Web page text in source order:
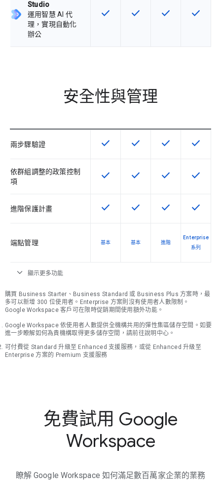
Studio
運用智慧 AI 代
理，實現自動化
辦公
這項功能適用於該 SKU
check 這項功能適用於該 SKU
check 這項功能適用於
check 這項功
check
安全性與管理
兩步驟驗證 這項功能適用於該 SKU
check 這項功能適用於該 SKU
check 這項功能適用於
check 這項功
check
依群組調整的政策控制
項
這項功能適用於該 SKU
check 這項功能適用於該 SKU
check 這項功能適用於
check 這項功
check
進階保護計畫 這項功能適用於該 SKU
check 這項功能適用於該 SKU
check 這項功能適用於
check 這項功
check
端點管理 基本 基本 進階
Enterprise
系列
expand_more 顯示更多功能
購買 Business Starter、Business Standard 或 Business Plus 方案時，最
多可以新增 300 位使用者。Enterprise 方案則沒有使用者人數限制。
Google Workspace 客戶可在限時促銷期間使用額外功能。
Google Workspace 依使用者人數提供全機構共用的彈性集區儲存空間。如要
進一步瞭解如何為貴機構取得更多儲存空間，請前往說明中心。
可付費從 Standard 升級至 Enhanced 支援服務，或從 Enhanced 升級至
Enterprise 方案的 Premium 支援服務
免費試用 Google
Workspace
瞭解 Google Workspace 如何滿足數百萬家企業的業務